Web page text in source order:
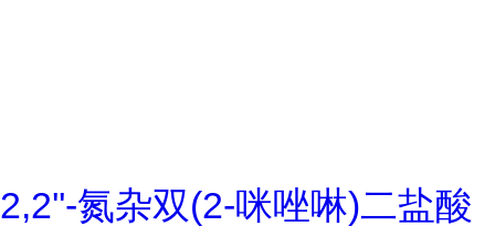
2,2''-氮杂双(2-咪唑啉)二盐酸